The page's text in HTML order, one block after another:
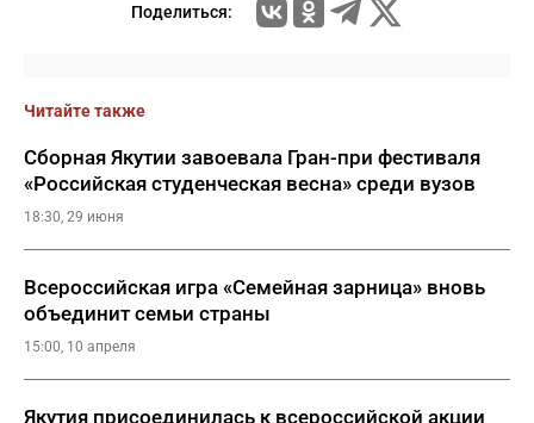
Поделиться:
Читайте также
Сборная Якутии завоевала Гран-при фестиваля
«Российская студенческая весна» среди вузов
18:30, 29 июня
Всероссийская игра «Семейная зарница» вновь
объединит семьи страны
15:00, 10 апреля
Якутия присоединилась к всероссийской акции